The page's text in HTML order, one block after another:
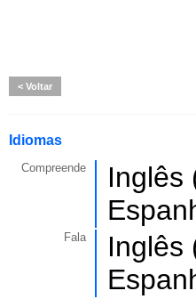
Voltar
Idiomas
Compreende
Inglês
Fala
Inglês